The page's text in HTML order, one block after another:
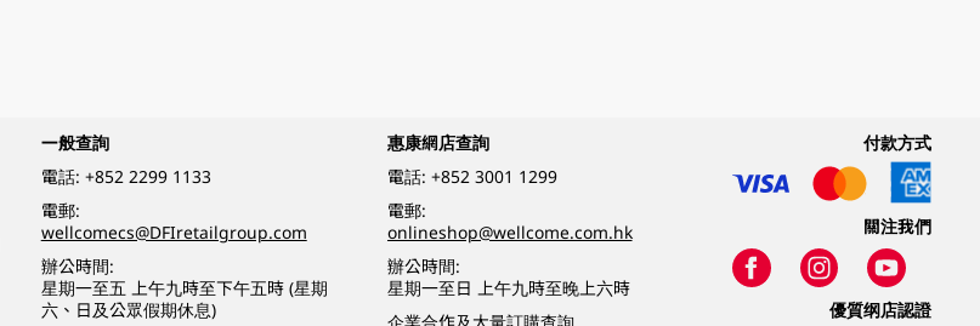
一般查詢
電話: +852 2299 1133
電郵:
wellcomecs@DFIretailgroup.com
辦公時間:
星期一至五 上午九時至下午五時 (星期
六、日及公眾假期休息)
惠康網店查詢
電話: +852 3001 1299
電郵:
onlineshop@wellcome.com.hk
辦公時間:
星期一至日 上午九時至晚上六時
付款方式
關注我們
優質纲店認證